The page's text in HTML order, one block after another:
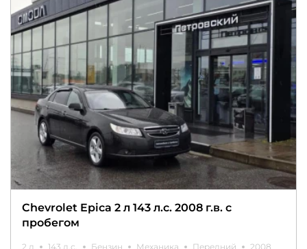
Chevrolet Epica 2 л 143 л.с. 2008 г.в. с
пробегом
2 л 143 л.с. Бензин Механика Передний 2008